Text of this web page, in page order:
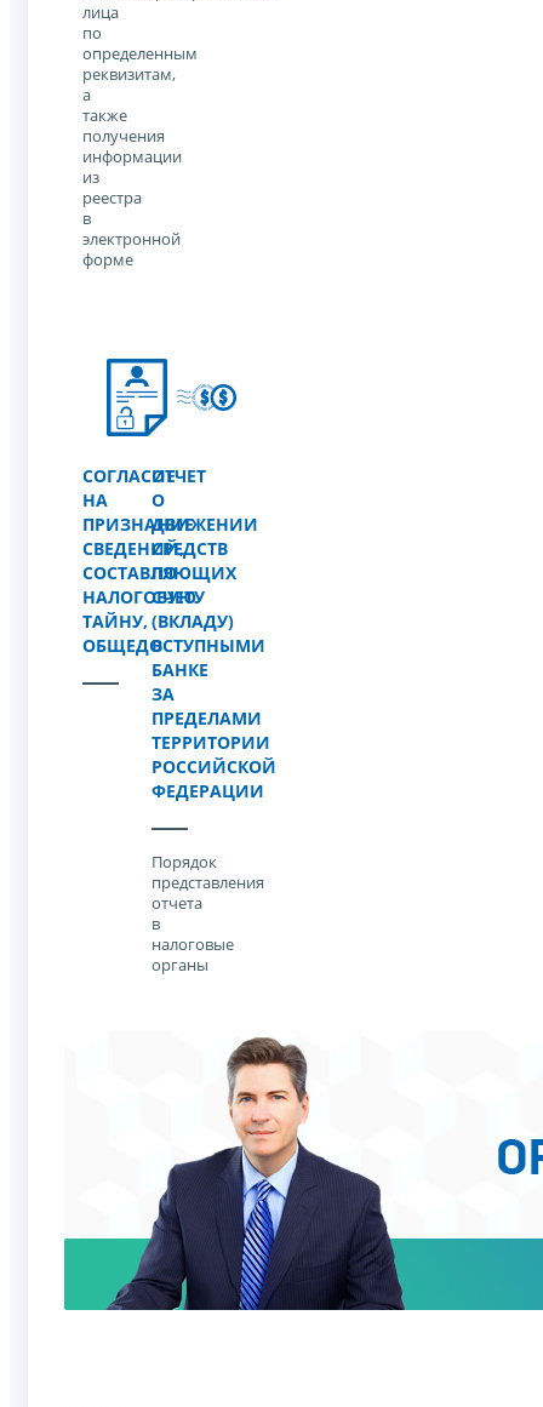
лица
по
определенным
реквизитам,
а
также
получения
информации
из
реестра
в
электронной
форме
СОГЛАСИЕ
НА
ПРИЗНАНИЕ
СВЕДЕНИЙ,
СОСТАВЛЯЮЩИХ
НАЛОГОВУЮ
ТАЙНУ,
ОБЩЕДОСТУПНЫМИ
ОТЧЕТ
О
ДВИЖЕНИИ
СРЕДСТВ
ПО
СЧЕТУ
(ВКЛАДУ)
В
БАНКЕ
ЗА
ПРЕДЕЛАМИ
ТЕРРИТОРИИ
РОССИЙСКОЙ
ФЕДЕРАЦИИ
Порядок
представления
отчета
в
налоговые
органы